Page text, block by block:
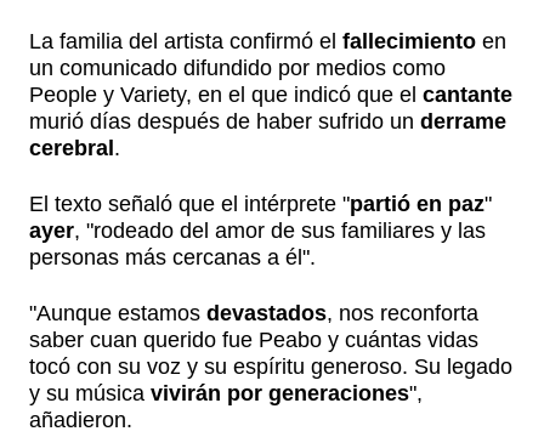
La familia del artista confirmó el fallecimiento en
un comunicado difundido por medios como
People y Variety, en el que indicó que el cantante
murió días después de haber sufrido un derrame
cerebral .
El texto señaló que el intérprete "partió en paz"
ayer, "rodeado del amor de sus familiares y las
personas más cercanas a él".
"Aunque estamos devastados, nos reconforta
saber cuan querido fue Peabo y cuántas vidas
tocó con su voz y su espíritu generoso. Su legado
y su música vivirán por generaciones",
añadieron.